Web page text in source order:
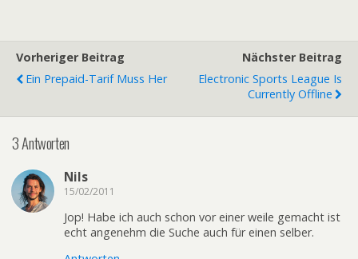
Vorheriger Beitrag
Ein Prepaid-Tarif Muss Her
Nächster Beitrag
Electronic Sports League Is
Currently Offline
3 Antworten
Nils
15/02/2011
Jop! Habe ich auch schon vor einer weile gemacht ist
echt angenehm die Suche auch für einen selber.